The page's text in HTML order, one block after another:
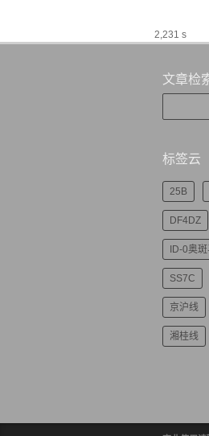
2,231 s
文章检
标签云
25B
DF4DZ
ID-0奥
SS7C
京沪线
湘桂线